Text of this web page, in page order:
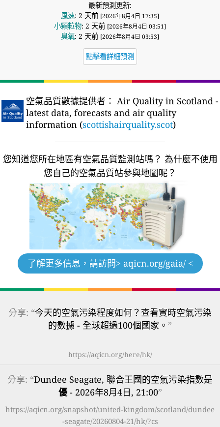
最新預測更新:
風速: 2 天前 [2026年8月4日 17:35]
小顆粒物: 2 天前 [2026年8月4日 03:51]
臭氧: 2 天前 [2026年8月4日 03:53]
點擊看詳細預測
空氣品質數據提供者： Air Quality in Scotland -
latest data, forecasts and air quality
information (scottishairquality.scot)
您知道您所在地區有空氣品質監測站嗎？ 為什麼不使用
您自己的空氣品質站參與地圖呢？
了解更多信息，請訪問> aqicn.org/gaia/ <
分享: “今天的空氣污染程度如何？查看實時空氣污染
的數據 - 全球超過100個國家。 ”
https://aqicn.org/here/hk/
分享: “Dundee Seagate, 聯合王國的空氣污染指數是
優- 2026年8月4日, 21:00”
https://aqicn.org/snapshot/united-kingdom/scotland/dundee
-seagate/20260804-21/hk/?cs